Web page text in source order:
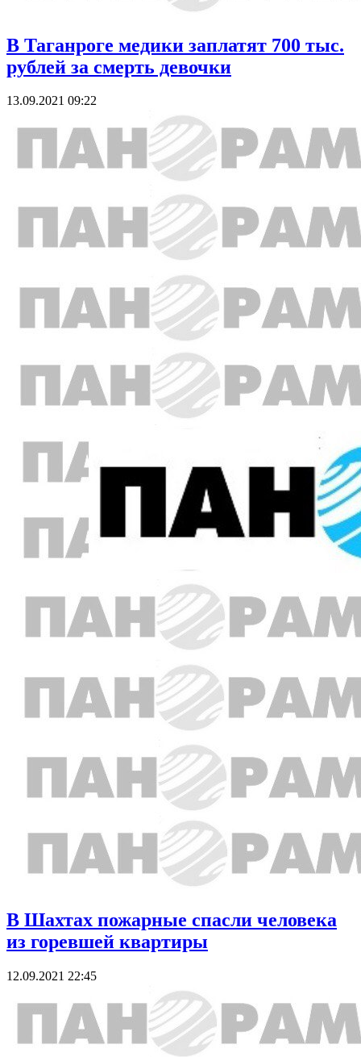
В Таганроге медики заплатят 700 тыс.
рублей за смерть девочки
13.09.2021 09:22
В Шахтах пожарные спасли человека
из горевшей квартиры
12.09.2021 22:45